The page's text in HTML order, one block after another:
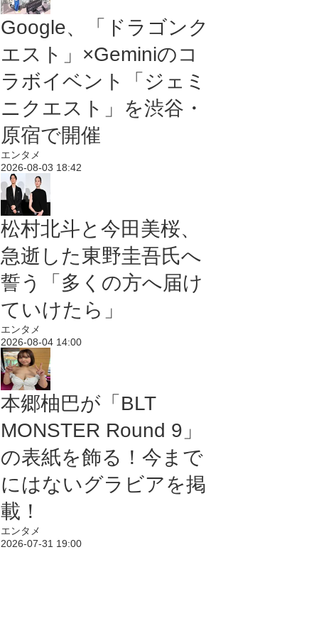
Google、「ドラゴンク
エスト」×Geminiのコ
ラボイベント「ジェミ
ニクエスト」を渋谷・
原宿で開催
エンタメ
2026-08-03 18:42
松村北斗と今田美桜、
急逝した東野圭吾氏へ
誓う「多くの方へ届け
ていけたら」
エンタメ
2026-08-04 14:00
本郷柚巴が「BLT
MONSTER Round 9」
の表紙を飾る！今まで
にはないグラビアを掲
載！
エンタメ
2026-07-31 19:00